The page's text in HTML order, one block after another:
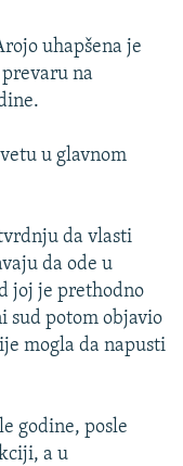
uhapšena je
na
u glavnom
da vlasti
da ode u
joj je prethodno
sud potom objavio
mogla da napusti
godine, posle
a u